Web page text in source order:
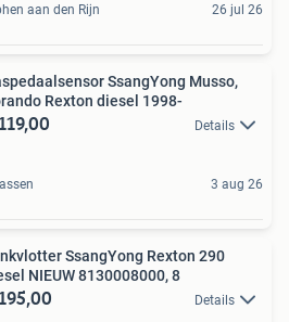
aan den Rijn 26 jul 26
SsangYong Musso,
Rexton diesel 1998-
Details
3 aug 26
SsangYong Rexton 290
diesel NIEUW 8130008000, 8
Details